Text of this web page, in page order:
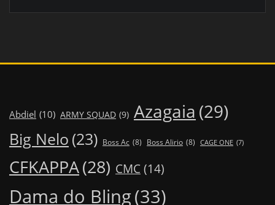
Abdiel (10) ARMY SQUAD (9) Azagaia (29)
Big Nelo (23) Boss Ac (8) Boss Alirio (8) CAGE ONE (7)
CFKAPPA(28) CMC (14)
Dama do Bling(33)